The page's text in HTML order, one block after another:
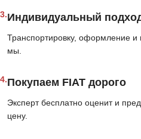
3.Индивидуальный
Транспортировку, оформление
мы.
4.Покупаем FIAT дорого
Эксперт бесплатно оценит и
цену.